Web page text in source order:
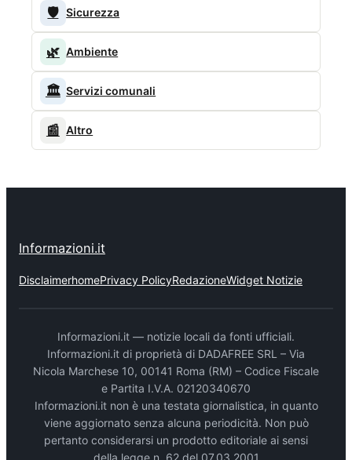
🛡️ Sicurezza
🌿 Ambiente
🏛️ Servizi comunali
📰 Altro
Informazioni.it
DisclaimerhomePrivacy PolicyRedazioneWidget Notizie
Informazioni.it — notizie locali da fonti ufficiali.
Informazioni.it di proprietà di DADAFREE SRL – Via
Nicola Marchese 10, 00141 Roma (RM) – Codice Fiscale
e Partita I.V.A. 02120340670
Informazioni.it non è una testata giornalistica, in quanto
viene aggiornato senza alcuna periodicità. Non può
pertanto considerarsi un prodotto editoriale ai sensi
della legge n. 62 del 07.03.2001